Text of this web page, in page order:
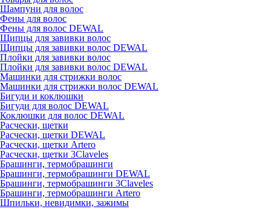
Шампуни для волос
Фены для волос
Фены для волос DEWAL
Щипцы для завивки волос
Щипцы для завивки волос DEWAL
Плойки для завивки волос
Плойки для завивки волос DEWAL
Машинки для стрижки волос
Машинки для стрижки волос DEWAL
Бигуди и коклюшки
Бигуди для волос DEWAL
Коклюшки для волос DEWAL
Расчески, щетки
Расчески, щетки DEWAL
Расчески, щетки Artero
Расчески, щетки 3Claveles
Брашинги, термобрашинги
Брашинги, термобрашинги DEWAL
Брашинги, термобрашинги 3Claveles
Брашинги, термобрашинги Artero
Шпильки, невидимки, зажимы